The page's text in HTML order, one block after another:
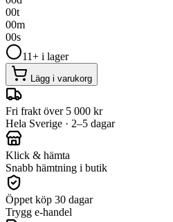
00t
00m
00s
11+ i lager
Lägg i varukorg
Fri frakt över 5 000 kr
Hela Sverige · 2–5 dagar
Klick & hämta
Snabb hämtning i butik
Öppet köp 30 dagar
Trygg e-handel